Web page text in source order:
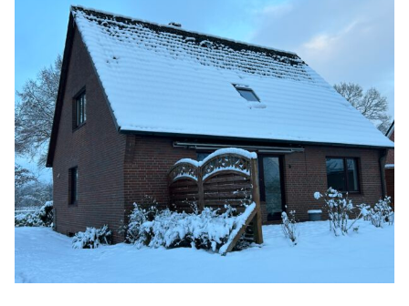
Mollhagen